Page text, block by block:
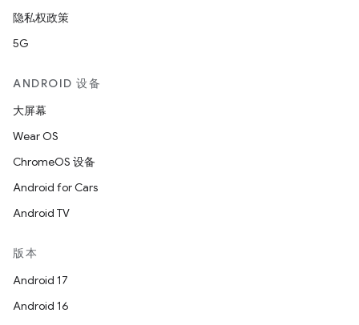
隐私权政策
5G
ANDROID 设备
大屏幕
Wear OS
ChromeOS 设备
Android for Cars
Android TV
版本
Android 17
Android 16